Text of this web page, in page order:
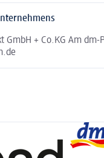
GmbH + Co.KG Am dm-